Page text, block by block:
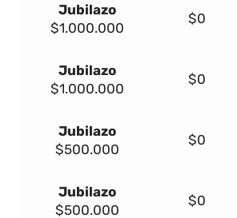
Jubilazo
$1.000.000
$0
Jubilazo
$1.000.000
$0
Jubilazo
$500.000
$0
Jubilazo
$500.000
$0